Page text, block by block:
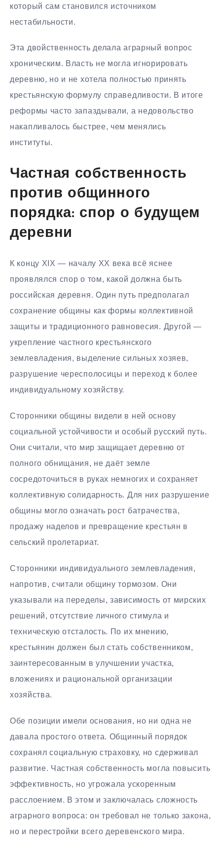
который сам становился источником
нестабильности.
Эта двойственность делала аграрный вопрос
хроническим. Власть не могла игнорировать
деревню, но и не хотела полностью принять
крестьянскую формулу справедливости. В итоге
реформы часто запаздывали, а недовольство
накапливалось быстрее, чем менялись
институты.
Частная собственность
против общинного
порядка: спор о будущем
деревни
К концу XIX — началу XX века всё яснее
проявлялся спор о том, какой должна быть
российская деревня. Один путь предполагал
сохранение общины как формы коллективной
защиты и традиционного равновесия. Другой —
укрепление частного крестьянского
землевладения, выделение сильных хозяев,
разрушение чересполосицы и переход к более
индивидуальному хозяйству.
Сторонники общины видели в ней основу
социальной устойчивости и особый русский путь.
Они считали, что мир защищает деревню от
полного обнищания, не даёт земле
сосредоточиться в руках немногих и сохраняет
коллективную солидарность. Для них разрушение
общины могло означать рост батрачества,
продажу наделов и превращение крестьян в
сельский пролетариат.
Сторонники индивидуального землевладения,
напротив, считали общину тормозом. Они
указывали на переделы, зависимость от мирских
решений, отсутствие личного стимула и
техническую отсталость. По их мнению,
крестьянин должен был стать собственником,
заинтересованным в улучшении участка,
вложениях и рациональной организации
хозяйства.
Обе позиции имели основания, но ни одна не
давала простого ответа. Общинный порядок
сохранял социальную страховку, но сдерживал
развитие. Частная собственность могла повысить
эффективность, но угрожала ускоренным
расслоением. В этом и заключалась сложность
аграрного вопроса: он требовал не только закона,
но и перестройки всего деревенского мира.